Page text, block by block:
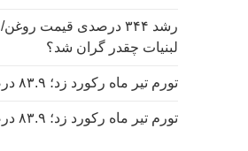
رشد ۳۴۴ درصدی قیمت روغن/
لبنیات چقدر گران شد؟
تورم تیر ماه رکورد زد؛ ۸۳.۹ درصد
تورم تیر ماه رکورد زد؛ ۸۳.۹ درصد